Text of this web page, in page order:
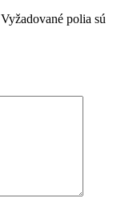
Vyžadované polia sú